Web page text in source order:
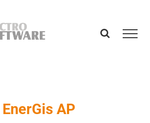
EnerGis AP